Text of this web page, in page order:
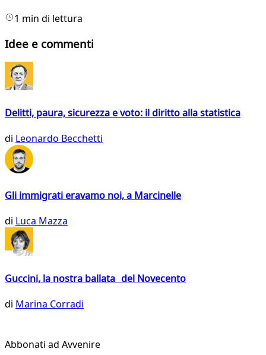
1 min di lettura
Idee e commenti
Delitti, paura, sicurezza e voto: il diritto alla statistica
di Leonardo Becchetti
Gli immigrati eravamo noi, a Marcinelle
di Luca Mazza
Guccini, la nostra ballata del Novecento
di Marina Corradi
Abbonati ad Avvenire